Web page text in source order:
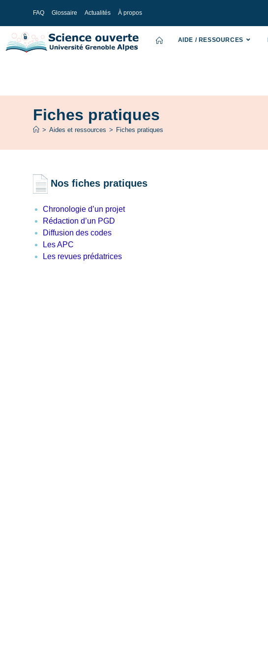
FAQ Glossaire Actualités À propos
AIDE / RESSOURCES
Fiches pratiques
> Aides et ressources > Fiches pratiques
Nos fiches pratiques
Chronologie d’un projet
Rédaction d’un PGD
Diffusion des codes
Les APC
Les revues prédatrices